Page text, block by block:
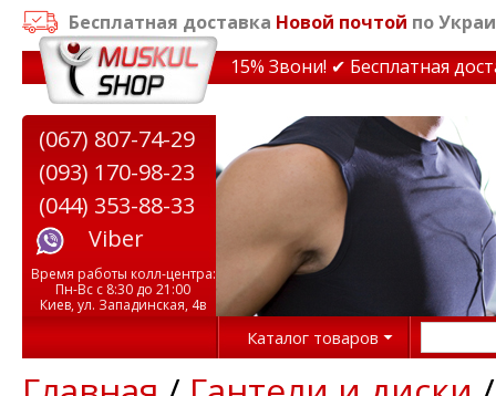
Бесплатная доставка Новой почтой по
на тренажеры до 15% Звони! ✔ Бесплатная
(067) 807-74-29
(093) 170-98-23
(044) 353-88-33
Viber
Время работы колл-центра:
Пн-Вс с 8:30 до 21:00
Киев, ул. Западинская, 4в
Каталог товаров